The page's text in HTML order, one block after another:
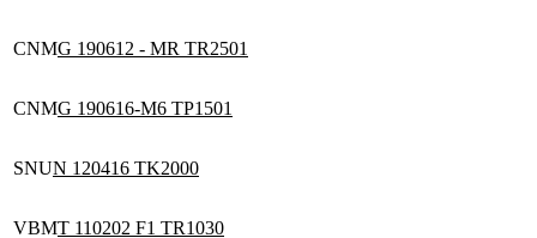
CNMG 190612 - MR TR2501
CNMG 190616-M6 TP1501
SNUN 120416 TK2000
VBMT 110202 F1 TR1030